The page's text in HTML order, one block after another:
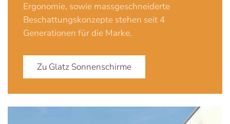
Ergonomie, sowie massgeschneiderte
Beschattungskonzepte stehen seit 4
Generationen für die Marke.
Zu Glatz Sonnenschirme